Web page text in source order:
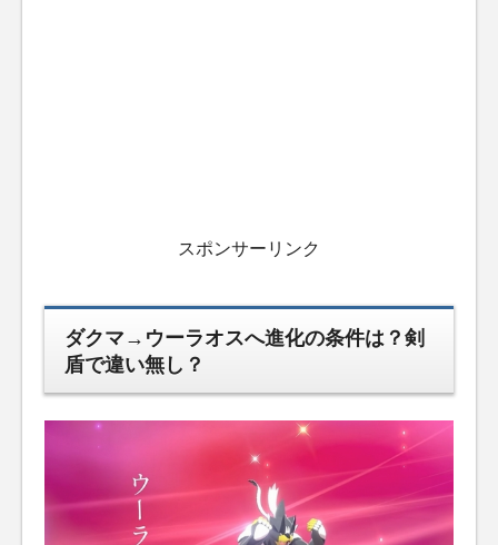
スポンサーリンク
ダクマ→ウーラオスへ進化の条件は？剣
盾で違い無し？